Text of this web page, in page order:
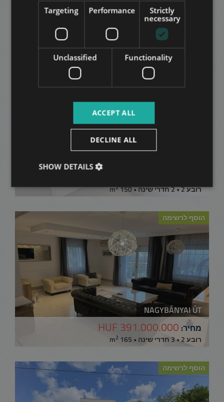
דירות מתאימות בבודפשט
באותו רובע
רובע 2 • 2 חדרי שינה • 150 m 2
הוסף לרשימה
NAGYBÁNYAI ÚT
מחיר: 391.000.000 HUF
רובע 2 • 3 חדרי שינה • 165 m 2
הוסף לרשימה
RUSSIAN
ARABIC
Strictly
necessary
Performance
Targeting
Functionality
Unclassified
ACCEPT ALL
DECLINE ALL
SHOW DETAILS